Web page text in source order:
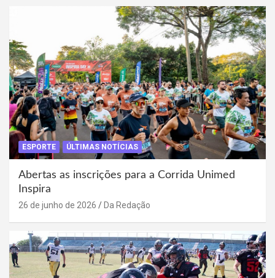
ESPORTE ÚLTIMAS NOTÍCIAS
Abertas as inscrições para a Corrida Unimed
Inspira
26 de junho de 2026 Da Redação